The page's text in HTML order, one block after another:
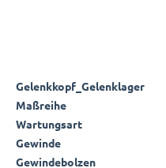
Gelenkkopf_Gelenklager
Maßreihe
Wartungsart
Gewinde
Gewindebolzen